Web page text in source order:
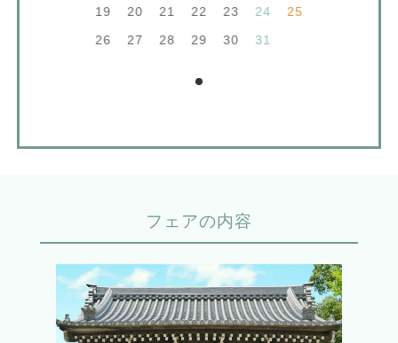
19
20 21 22 23 24
25
26
27 28 29 30 31
フェアの内容